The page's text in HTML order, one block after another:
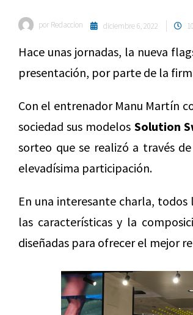
por Redaccion diciembre 6, 2022
Hace unas jornadas, la nueva
presentación, por parte de la
Con el entrenador Manu Martín
sociedad sus modelos Solution
sorteo que se realizó a través
elevadísima participación.
En una interesante charla,
las características y la
diseñadas para ofrecer el mejor